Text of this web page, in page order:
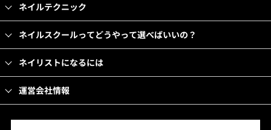
ネイルテクニック
ネイルスクールってどうやって選べばいいの？
ネイリストになるには
運営会社情報